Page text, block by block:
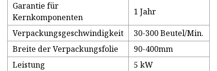
Garantie für
Kernkomponenten
1 Jahr
Verpackungsgeschwindigkeit
30-300 Beutel/Min.
Breite der Verpackungsfolie
90-400mm
Leistung
5 kW